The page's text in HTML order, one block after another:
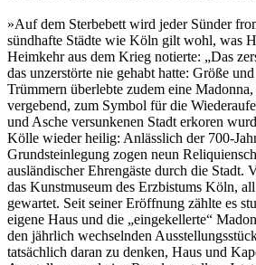
»Auf dem Sterbebett wird jeder Sünder
sündhafte Städte wie Köln gilt wohl, was
Heimkehr aus dem Krieg notierte: „Das
das unzerstörte nie gehabt hatte: Größe
Trümmern überlebte zudem eine
vergebend, zum Symbol für die
und Asche versunkenen Stadt erkoren
Kölle wieder heilig: Anlässlich der 700-
Grundsteinlegung zogen neun
ausländischer Ehrengäste durch die Stadt.
das Kunstmuseum des Erzbistums Köln,
gewartet. Seit seiner Eröffnung zählte es
eigene Haus und die „eingekellerte“
den jährlich wechselnden
tatsächlich daran zu denken, Haus und